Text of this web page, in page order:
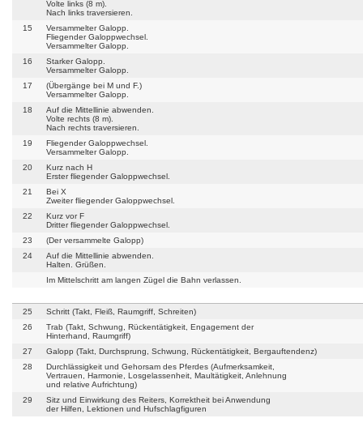
Volte links (8 m).
Nach links traversieren.
15
Versammelter Galopp.
Fliegender Galoppwechsel.
Versammelter Galopp.
16
Starker Galopp.
Versammelter Galopp.
17
(Übergänge bei M und F.)
Versammelter Galopp.
18
Auf die Mittellinie abwenden.
Volte rechts (8 m).
Nach rechts traversieren.
19
Fliegender Galoppwechsel.
Versammelter Galopp.
20
Kurz nach H
Erster fliegender Galoppwechsel.
21
Bei X
Zweiter fliegender Galoppwechsel.
22
Kurz vor F
Dritter fliegender Galoppwechsel.
23
(Der versammelte Galopp)
24
Auf die Mittellinie abwenden.
Halten. Grüßen.
Im Mittelschritt am langen Zügel die Bahn verlassen.
25
Schritt (Takt, Fleiß, Raumgriff, Schreiten)
26
Trab (Takt, Schwung, Rückentätigkeit, Engagement der
Hinterhand, Raumgriff)
27
Galopp (Takt, Durchsprung, Schwung, Rückentätigkeit, Bergauftendenz)
28
Durchlässigkeit und Gehorsam des Pferdes (Aufmerksamkeit,
Vertrauen, Harmonie, Losgelassenheit, Maultätigkeit, Anlehnung
und relative Aufrichtung)
29
Sitz und Einwirkung des Reiters, Korrektheit bei Anwendung
der Hilfen, Lektionen und Hufschlagfiguren